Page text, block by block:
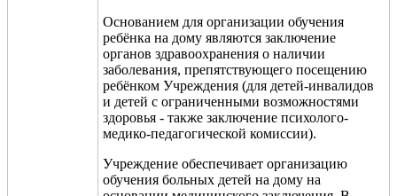
Основанием для организации обучения
ребёнка на дому являются заключение
органов здравоохранения о наличии
заболевания, препятствующего посещению
ребёнком Учреждения (для детей-инвалидов
и детей с ограниченными возможностями
здоровья - также заключение психолого-
медико-педагогической комиссии).
Учреждение обеспечивает организацию
обучения больных детей на дому на